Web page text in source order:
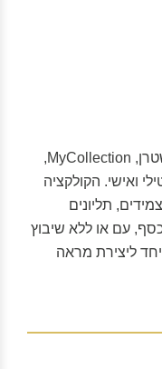
הקולקציה הקלילה והקז'ואלית של ה.שטרן, MyCollection,
ואישי. הקולקציה
תליונים
עם או ללא שיבוץ
יחד ליצירת מראה